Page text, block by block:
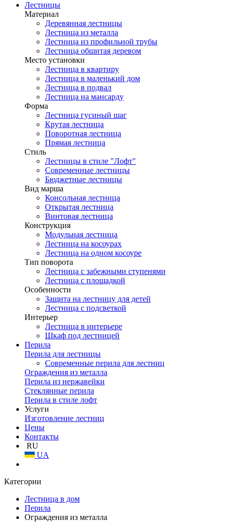
Лестницы
Материал
Деревянная лестницы
Лестница из металла
Лестница из профильной трубы
Лестница обшитая деревом
Место установки
Лестница в квартиру
Лестница в маленький дом
Лестница в подвал
Лестница на мансарду
Форма
Лестница гусиный шаг
Крутая лестница
Поворотная лестница
Прямая лестница
Стиль
Лестницы в стиле "Лофт"
Современные лестницы
Бюджетные лестницы
Вид марша
Консольная лестница
Открытая лестница
Винтовая лестница
Конструкция
Модульная лестница
Лестница на косоурах
Лестница на одном косоуре
Тип поворота
Лестница с забежными ступенями
Лестница с площадкой
Особенности
Защита на лестницу для детей
Лестница с подсветкой
Интерьер
Лестница в интерьере
Шкаф под лестницей
Перила
Перила для лестницы
Современные перила для лестниц
Ограждения из металла
Перила из нержавейки
Стеклянные перила
Перила в стиле лофт
Услуги
Изготовление лестниц
Цены
Контакты
RU
UA
Категории
Лестница в дом
Перила
Ограждения из металла